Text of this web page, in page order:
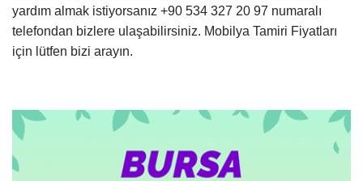
yardım almak istiyorsanız +90 534 327 20 97 numaralı
telefondan bizlere ulaşabilirsiniz. Mobilya Tamiri Fiyatları
için lütfen bizi arayın.